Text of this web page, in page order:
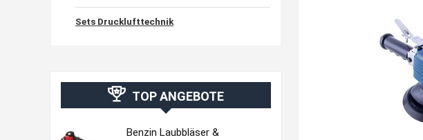
Sets Drucklufttechnik
TOP ANGEBOTE
Benzin Laubbläser &